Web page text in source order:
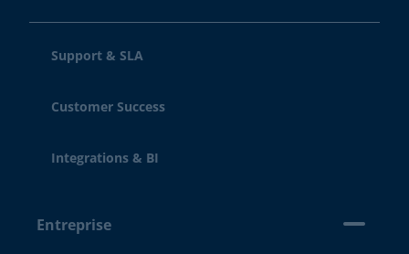
Support & SLA
Customer Success
Integrations & BI
Entreprise